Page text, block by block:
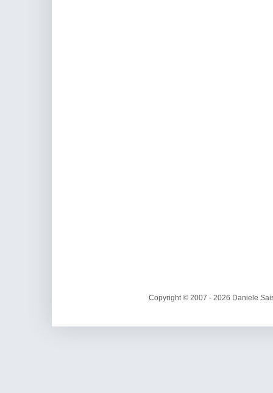
Copyright © 2007 - 2026 Daniele